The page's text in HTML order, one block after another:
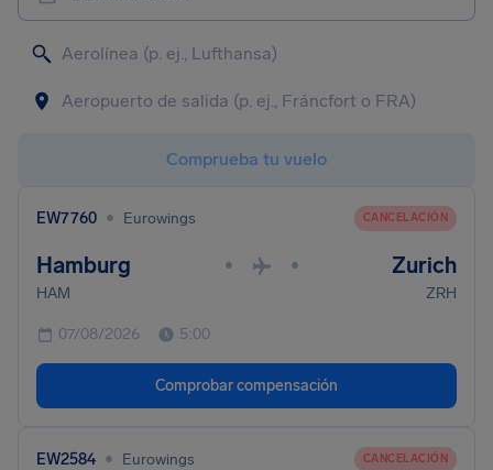
Comprueba tu vuelo
EW7760 • Eurowings CANCELACIÓN
Hamburg • • Zurich
HAM ZRH
07/08/2026 5:00
Comprobar compensación
EW2584 • Eurowings CANCELACIÓN